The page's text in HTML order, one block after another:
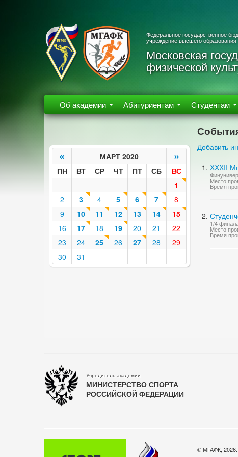
Федеральное государственное
учреждение высшего образования
Московская
физической
Об академии Абитуриентам Студентам
« МАРТ 2020 »
ПН ВТ СР ЧТ ПТ СБ
ВС
1
2
3 4 5 6 7
8
9
10 11 12 13 14
15
16
17 18 19 20 21
22
23
24 25 26 27 28
29
30
31
Добавить
XXXII
Место
Время
1/4
Место
Время
Учредитель академии
МИНИСТЕРСТВО СПОРТА
РОССИЙСКОЙ ФЕДЕРАЦИИ
© МГАФК,